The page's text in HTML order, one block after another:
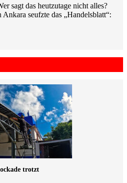
sagt das heutzutage nicht alles?
seufzte das „Handelsblatt“:
trotzt